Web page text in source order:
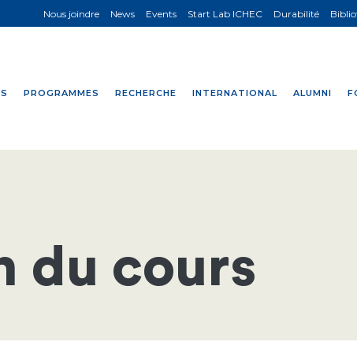
PROGRAMMES RECHERCHE INTERNATIONAL ALUMNI
Nous joindre News Events Start Lab ICHEC Durabilité
du cours